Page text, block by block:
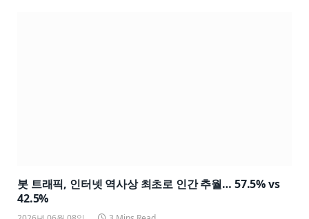
봇 트래픽, 인터넷 역사상 최초로 인간 추월… 57.5% vs
42.5%